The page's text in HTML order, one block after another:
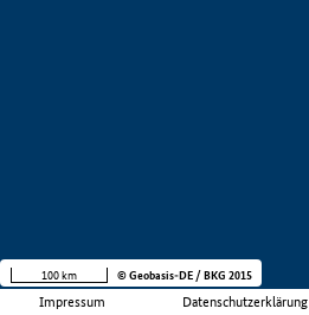
Impressum Datenschutzerklärung
100 km © Geobasis-DE / BKG 2015